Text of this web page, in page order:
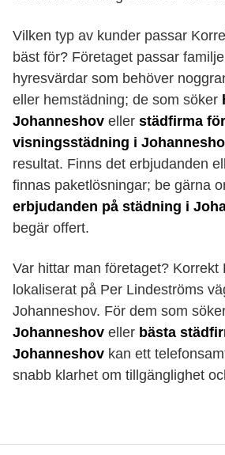
Vilken typ av kunder passar
bäst för? Företaget passar
hyresvärdar som behöver
eller hemstädning; de som söker
Johanneshov eller städfirma för
visningsstädning i
resultat. Finns det erbjudanden
finnas paketlösningar; be gärna
erbjudanden på städning i
begär offert.
Var hittar man företaget? Korrekt
lokaliserat på Per Lindeströms
Johanneshov. För dem som
Johanneshov eller bästa
Johanneshov kan ett
snabb klarhet om tillgänglighet